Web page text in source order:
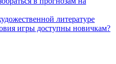
литературе
игры доступны новичкам?